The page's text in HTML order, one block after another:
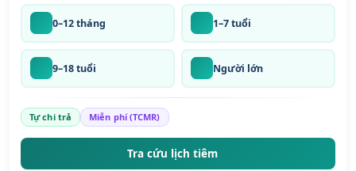
0–12 tháng 1–7 tuổi
9–18 tuổi Người lớn
Tự chi trả Miễn phí (TCMR)
Tra cứu lịch tiêm